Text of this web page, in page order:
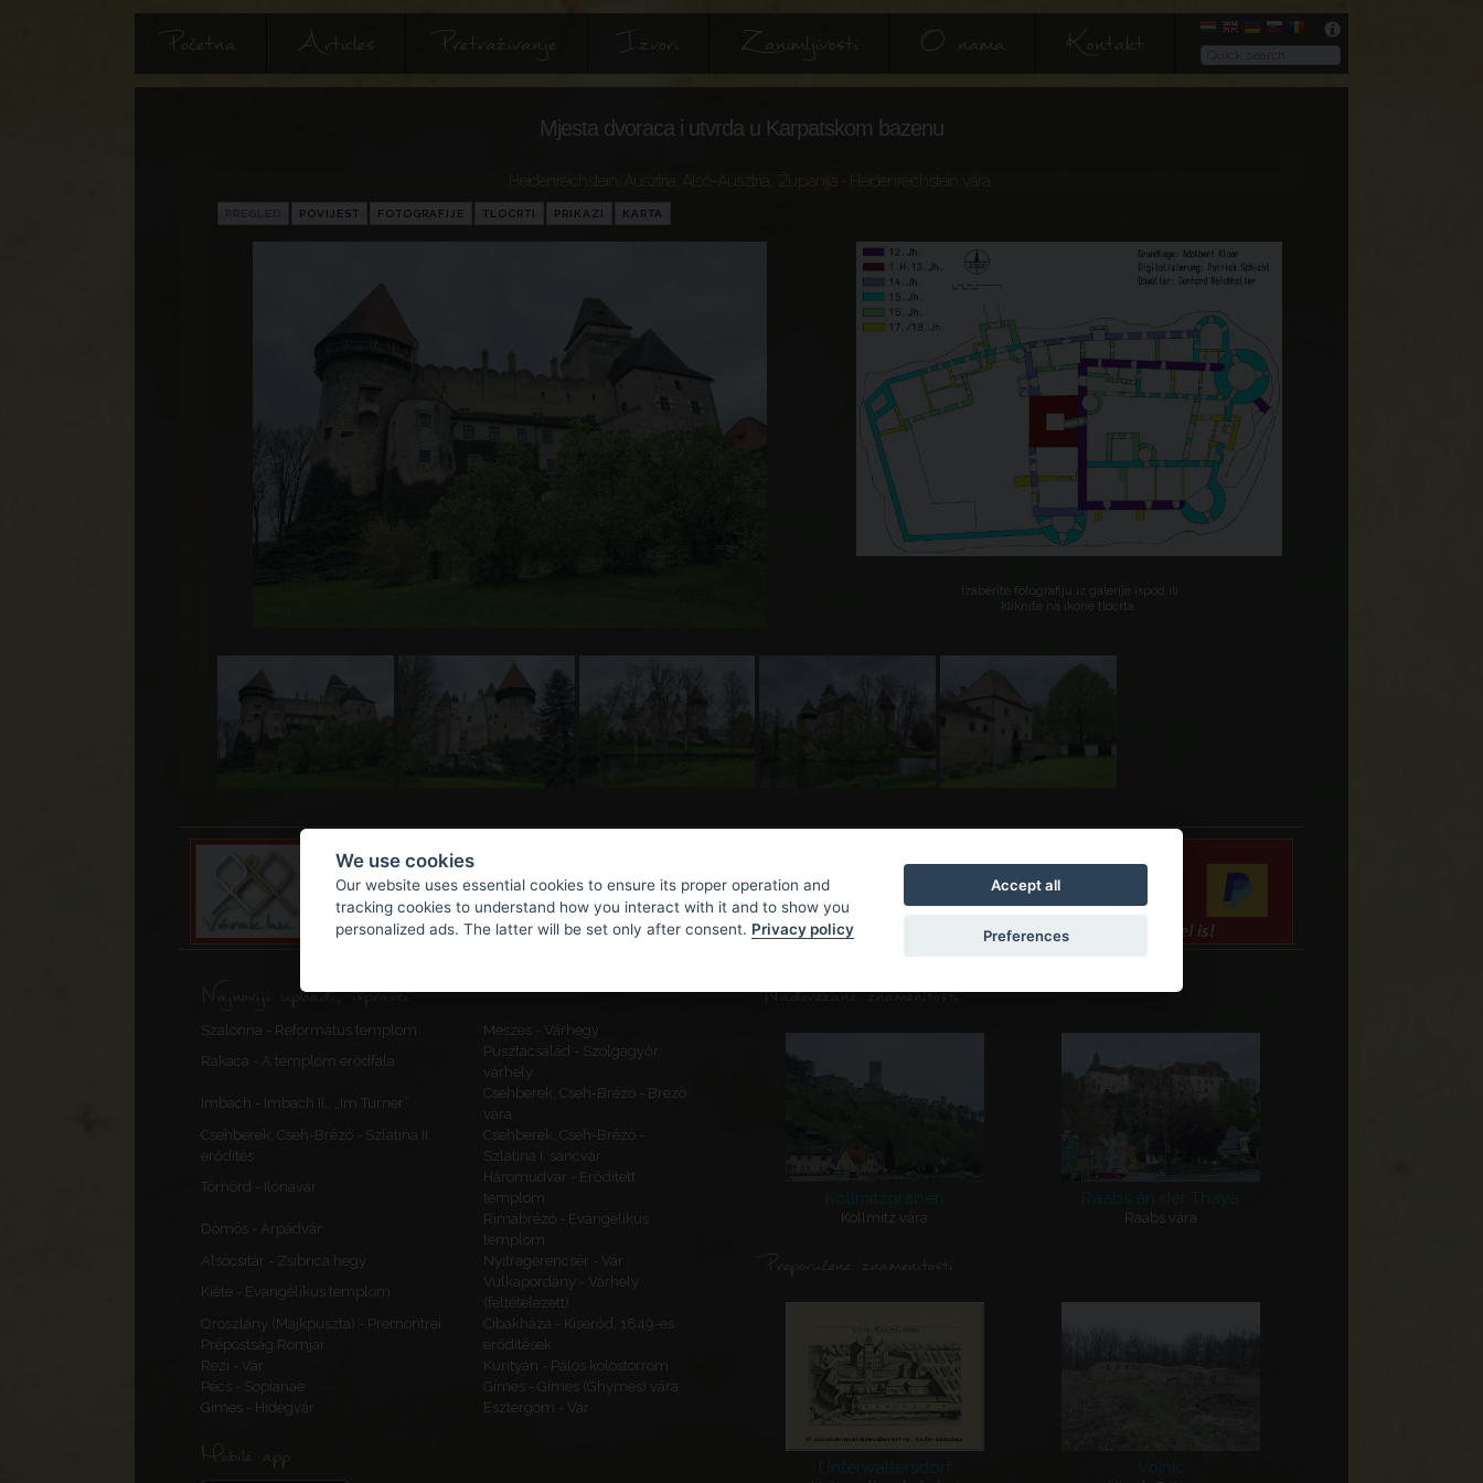
Početna Articles Pretraživanje Izvori Zanimljivosti O nama Kontakt
Mjesta dvoraca i utvrda u Karpatskom bazenu
Heidenreichstein Ausztria Alsó-Ausztria - Heidenreichstein vára
POVIJEST FOTOGRAFIJE TLOCRTI PRIKAZI KARTA
Izaberite fotografiju iz galerije ispod ili
kliknite na ikone tlocrta.
Najnoviji uploadi, ispravci
Szalonna - Református templom
Meszes - Várhegy
Rakaca - A templom erődfala
Pusztacsalád - Szolgagyőr,
várhely
Imbach - Imbach II., „Im Turner”
Csehberek, Cseh-Brézó - Brezó
vára
Csehberek, Cseh-Brézó - Szlatina II.
erődítés
Csehberek, Cseh-Brézó -
Szlatina I. sáncvár
Tömörd - Ilonavár
Háromudvar - Erődített
templom
Dömös - Árpádvár
Rimabrézó - Evangélikus
templom
Alsócsitár - Zsibrica hegy
Nyitragerencsér - Vár
Kiéte - Evangélikus templom
Vulkapordány - Várhely
(feltételezett)
Oroszlány (Majkpuszta) - Premontrei
Prépostság Romjai
Cibakháza - Kiserőd, 1849-es
erődítések
Rezi - Vár
Kurityán - Pálos kolostorrom
Pécs - Sopianae
Gímes - Gímes (Ghymes) vára
Gímes - Hidegvár
Esztergom - Vár
Mobile app
Nadovezane znamenitosti
Kollmitzgraben
Kollmitz vára
Raabs an der Thaya
Raabs vára
Preporučene znamenitosti
Unterwaltersdorf Vojnić
We use cookies
Our website uses essential cookies to ensure its proper operation and
tracking cookies to understand how you interact with it and to show you
personalized ads. The latter will be set only after consent. Privacy policy
Accept all
Preferences